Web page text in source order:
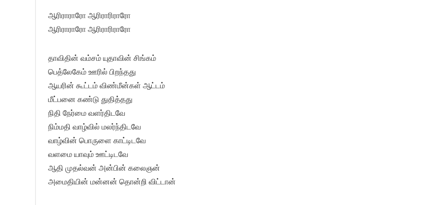
ஆரிராராரோ ஆரிராரிராரோ
ஆரிராராரோ ஆரிராரிராரோ
தாவிதின் வம்சம் யுதாவின் சிங்கம்
பெத்லேகேம் ஊரில் பிறந்தது
ஆயரின் கூட்டம் விண்மீன்கள் ஆட்டம்
மீட்பனை கண்டு துதித்தது
நிதி நேர்மை வளர்திடவே
நிம்மதி வாழ்வில் மலர்ந்திடவே
வாழ்வின் பொருளை காட்டிடவே
வளமை யாவும் ஊட்டிடவே
ஆதி முதல்வன் அன்பின் கலைஞன்
அமைதியின் மன்னன் தொன்றி விட்டான்